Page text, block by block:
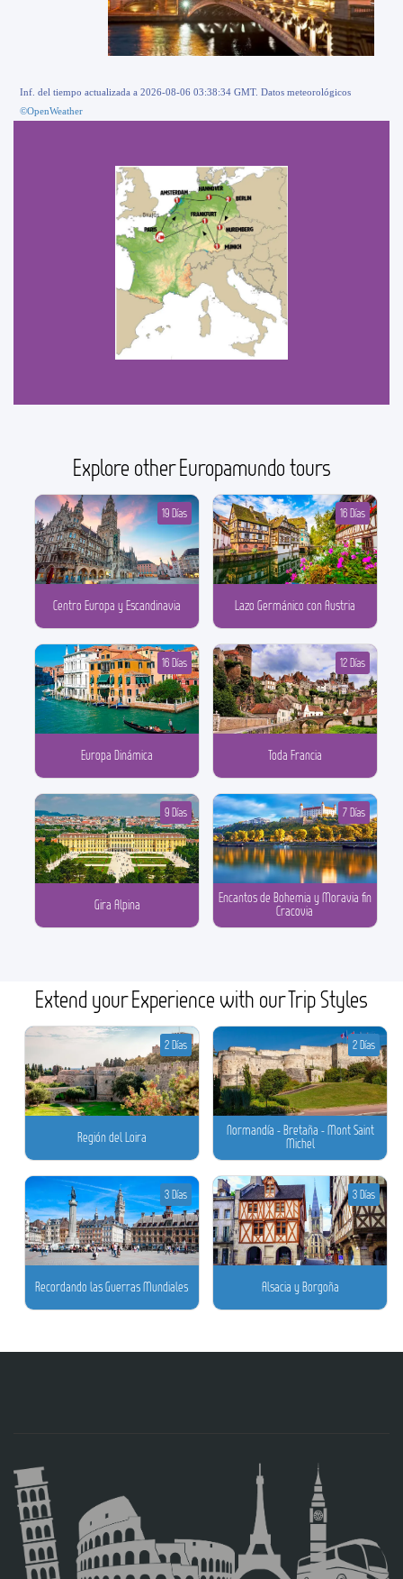
Inf. del tiempo actualizada a 2026-08-06 03:38:34 GMT. Datos meteorológicos
©OpenWeather
Explore other Europamundo tours
Centro Europa y Escandinavia
19 Días
Lazo Germánico con Austria
16 Días
Europa Dinámica
16 Días
Toda Francia
12 Días
Gira Alpina
9 Días
Encantos de Bohemia y Moravia fin
Cracovia
7 Días
Extend your Experience with our Trip Styles
Región del Loira
2 Días
Normandía - Bretaña - Mont Saint
Michel
2 Días
Recordando las Guerras Mundiales
3 Días
Alsacia y Borgoña
3 Días